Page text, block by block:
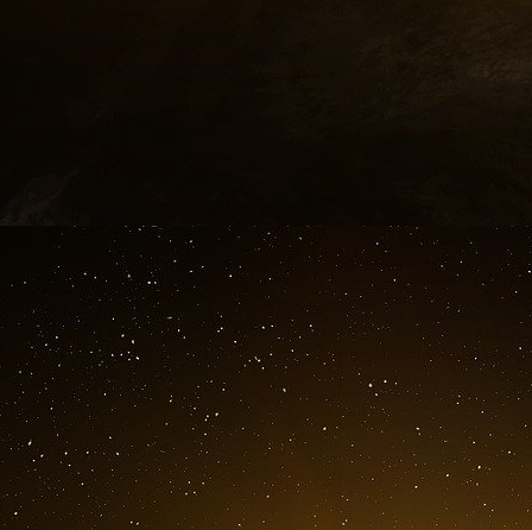
structuration, engagée à accompagner les
durables au service du renforcement des
S.E. Talal Helali
S.E. Jean-Baptiste Faivre
Patrice BERGAMINI
Jean-Christophe Carret
Pierre Bordeaux Montrieux
Karim Bensiam
Claudia Salomon
Francois Kayat